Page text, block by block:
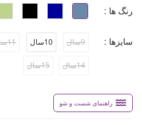
رنگ ها :
سایزها : 9سال 10سال 11سال
14سال 15سال
راهنمای شست و شو